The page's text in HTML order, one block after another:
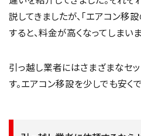
説してきましたが、「エアコン移
すると、料金が高くなってしまいま
引っ越し業者にはさまざまなセ
す。エアコン移設を少しでも安く